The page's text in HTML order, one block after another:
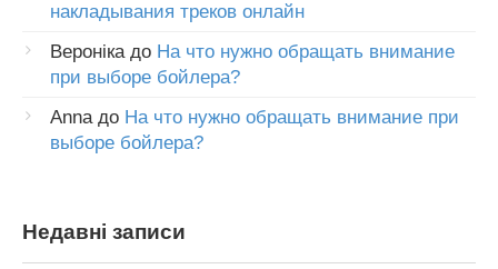
накладывания треков онлайн
Веронікадо На что нужно обращать внимание
при выборе бойлера?
Annaдо На что нужно обращать внимание при
выборе бойлера?
Недавні записи